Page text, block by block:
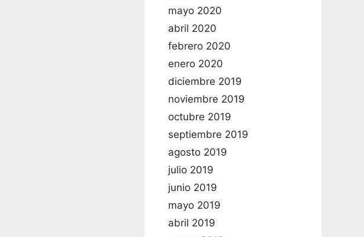
mayo 2020
abril 2020
febrero 2020
enero 2020
diciembre 2019
noviembre 2019
octubre 2019
septiembre 2019
agosto 2019
julio 2019
junio 2019
mayo 2019
abril 2019